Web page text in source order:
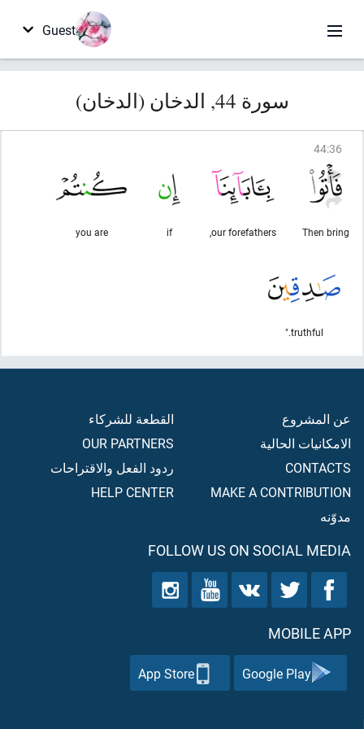
Guest
سورة 44, الدخان (الدخان)
44:36
Then bring
our forefathers,
if
you are
truthful."
عن المشروع
الامكانيات الحالية
CONTACTS
MAKE A CONTRIBUTION
مدوّنه
القطعة للشركاء
OUR PARTNERS
ردود الفعل والاقتراحات
HELP CENTER
FOLLOW US ON SOCIAL MEDIA
MOBILE APP
Google Play
App Store